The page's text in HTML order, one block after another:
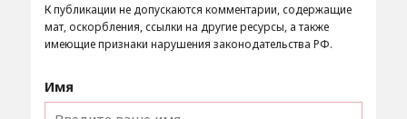
К публикации не допускаются комментарии, содержащие
мат, оскорбления, ссылки на другие ресурсы, а также
имеющие признаки нарушения законодательства РФ.
Имя